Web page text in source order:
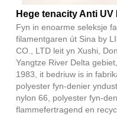
Hege tenacity Anti
Fyn in enoarme seleksje
filamentgaren út Sina by
CO., LTD leit yn Xushi,
Yangtze River Delta
1983, it bedriuw is in
polyester fyn-denier
nylon 66, polyester fyn-
flammefertragend en